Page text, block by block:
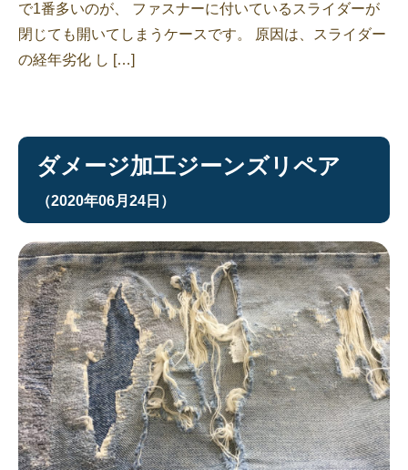
で1番多いのが、 ファスナーに付いているスライダーが
閉じても開いてしまうケースです。 原因は、スライダー
の経年劣化 し […]
ダメージ加工ジーンズリペア
（2020年06月24日）